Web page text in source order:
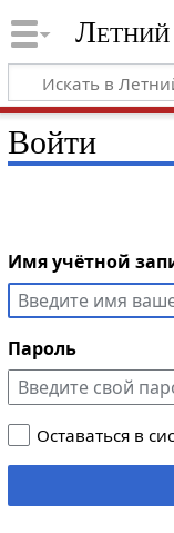
Летний
Войти
Имя учётной
Пароль
Оставаться в